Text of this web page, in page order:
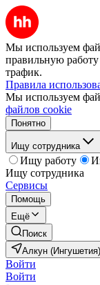
Мы используем
правильную работу
трафик.
Правила
Мы используем
файлов cookie
Понятно
Ищу сотрудника
Ищу работу
Ищу сотрудника
Сервисы
Помощь
Ещё
Поиск
Алкун (Ингушетия)
Войти
Войти